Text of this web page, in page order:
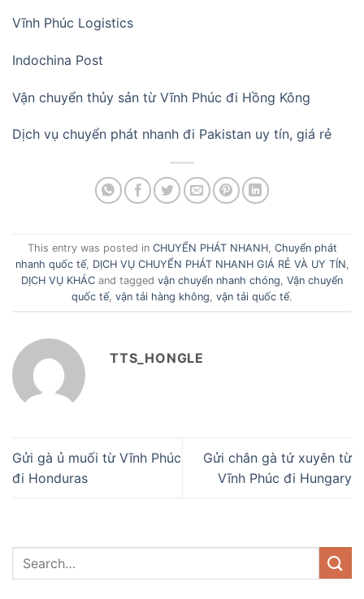
Vĩnh Phúc Logistics
Indochina Post
Vận chuyển thủy sản từ Vĩnh Phúc đi Hồng Kông
Dịch vụ chuyển phát nhanh đi Pakistan uy tín, giá rẻ
This entry was posted in CHUYỂN PHÁT NHANH, Chuyển phát
nhanh quốc tế, DỊCH VỤ CHUYỂN PHÁT NHANH GIÁ RẺ VÀ UY TÍN
DỊCH VỤ KHÁC and tagged vận chuyển nhanh chóng Vận chuyển
quốc tế vận tải hàng không vận tải quốc tế.
TTS_HONGLE
Gửi gà ủ muối từ Vĩnh Phúc
đi Honduras
Gửi chân gà tứ xuyên từ
Vĩnh Phúc đi Hungary